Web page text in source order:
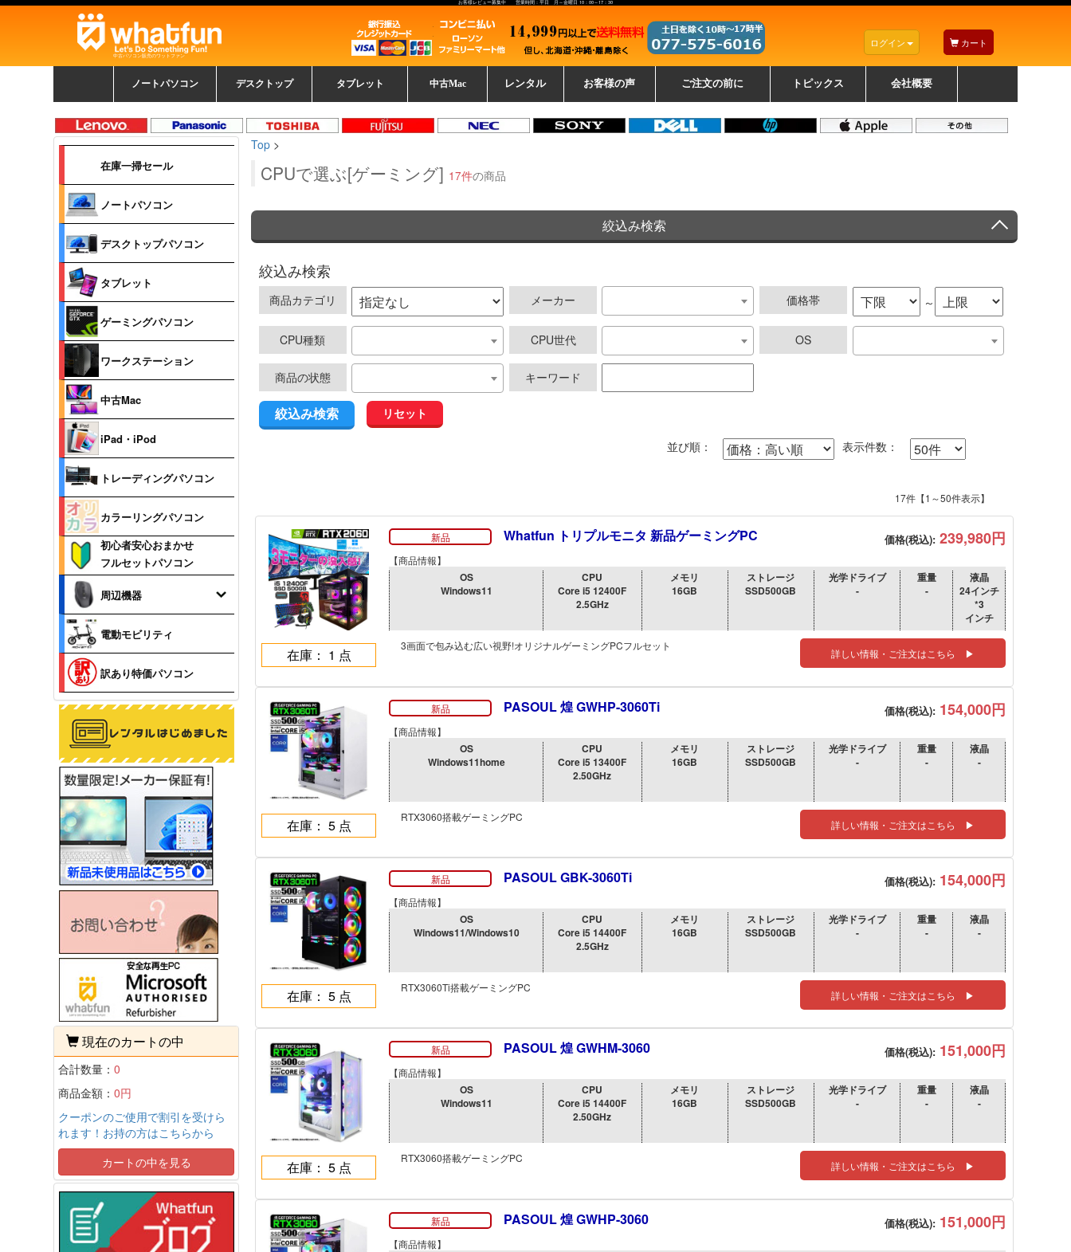
お客様レビュー募集中 営業時間：平日 月～金曜日 10：00～17：30
中古パソコン販売のワットファン
ログイン カート
ノートパソコン
覧
パソコン
ッカード
デスクトップ
中古デスクトップ一覧
新品デスクトップ一
ゲーミングパソコン
トレーディングパソ
ッカード
タブレット 中古Mac レンタル お客様の声 ご注文の前に トピックス 会社概要
Top >
CPUで選ぶ[ゲーミング] 17件の商品
絞込み検索
絞込み検索
商品カテゴリ メーカー 価格帯 ～
CPU種類 CPU世代 OS
商品の状態 キーワード
リセット
並び順： 表示件数：
17件【1～50件表示】
在庫： 1 点
新品 Whatfun トリプルモニタ 新品ゲーミングPC 価格(税込): 239,980円
【商品情報】
OS
Windows11
CPU
Core i5 12400F
2.5GHz
メモリ
16GB
ストレージ
SSD500GB
光学ドライブ
-
重量
-
液晶
24インチ
*3
インチ
3画面で包み込む広い視野!オリジナルゲーミングPCフルセット
詳しい情報・ご注文はこちら ▶
在庫： 5 点
新品 PASOUL 煌 GWHP-3060Ti 価格(税込): 154,000円
【商品情報】
OS
Windows11home
CPU
Core i5 13400F
2.50GHz
メモリ
16GB
ストレージ
SSD500GB
光学ドライブ
-
重量
-
液晶
-
RTX3060搭載ゲーミングPC
詳しい情報・ご注文はこちら ▶
在庫： 5 点
新品 PASOUL GBK-3060Ti 価格(税込): 154,000円
【商品情報】
OS
Windows11/Windows10
CPU
Core i5 14400F
2.5GHz
メモリ
16GB
ストレージ
SSD500GB
光学ドライブ
-
重量
-
液晶
-
RTX3060Ti搭載ゲーミングPC
詳しい情報・ご注文はこちら ▶
在庫： 5 点
新品 PASOUL 煌 GWHM-3060 価格(税込): 151,000円
【商品情報】
OS
Windows11
CPU
Core i5 14400F
2.50GHz
メモリ
16GB
ストレージ
SSD500GB
光学ドライブ
-
重量
-
液晶
-
RTX3060搭載ゲーミングPC
詳しい情報・ご注文はこちら ▶
新品 PASOUL 煌 GWHP-3060 価格(税込): 151,000円
【商品情報】
在庫一掃セール
ノートパソコン
デスクトップパソコン
タブレット
ゲーミングパソコン
ワークステーション
中古Mac
iPad・iPod
トレーディングパソコン
カラーリングパソコン
初心者安心おまかせ
フルセットパソコン
周辺機器
電動モビリティ
訳あり特価パソコン
現在のカートの中
合計数量： 0
商品金額： 0円
クーポンのご使用で割引を受けら
れます！お持の方はこちらから
カートの中を見る